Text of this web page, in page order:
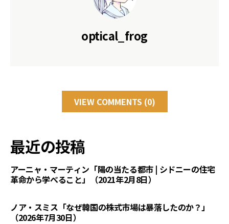
optical_frog
VIEW COMMENTS (0)
最近の投稿
アーニャ・マーティン「陽の当たる都市 | シドニーの住宅
革命から学べること」（2021年2月8日）
ノア・スミス「なぜ韓国の株式市場は暴落したのか？」
（2026年7月30日）